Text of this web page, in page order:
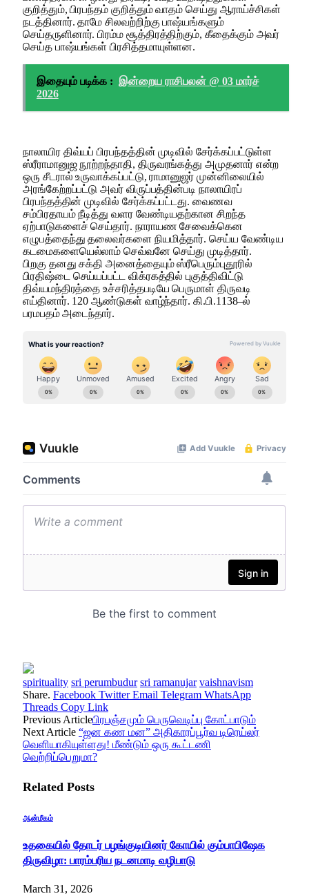
குறித்தும், பிரபந்தம் குறித்தும் வாதம் செய்து ஆராய்ச்சிகள்
நடத்தினார். தாமே சிலவற்றிற்கு பாஷ்யங்களும்
செய்தருளினார். பிரம்ம சூத்திரத்திற்கும், கீதைக்கும் அவர்
செய்த பாஷ்யங்கள் பிரசித்தமாயுள்ளன.
இதையும் படிக்க : இன்றைய ராசிபலன் @ 03 மார்ச்
2026
நாலாயிர திவ்யப் பிரபந்தத்தின் முடிவில் சேர்க்கப்பட்டுள்ள
ஸ்ரீராமானுஜ நூற்றந்தாதி, திருவரங்கத்து அமுதனார் என்ற
ஒரு சீடரால் உருவாக்கப்பட்டு, ராமானுஜர் முன்னிலையில்
அரங்கேற்றப்பட்டு அவர் விருப்பத்தின்படி நாலாயிரப்
பிரபந்தத்தின் முடிவில் சேர்க்கப்பட்டது. வைணவ
சம்பிரதாயம் நீடித்து வளர வேண்டியதற்கான சிறந்த
ஏற்பாடுகளைச் செய்தார். நாராயண சேவைக்கென
எழுபத்தைந்து தலைவர்களை நியமித்தார். செய்ய வேண்டிய
கடமைகளையெல்லாம் செவ்வனே செய்து முடித்தார்.
பிறகு தனது சக்தி அனைத்தையும் ஸ்ரீபெரும்புதூரில்
பிரதிஷ்டை செய்யப்பட்ட விக்ரகத்தில் புகுத்திவிட்டு
திவ்யமந்திரத்தை உச்சரித்தபடியே பெருமாள் திருவடி
எய்தினார். 120 ஆண்டுகள் வாழ்ந்தார். கி.பி.1138–ல்
பரமபதம் அடைந்தார்.
spirituality sri perumbudur sri ramanujar vaishnavism
Share. Facebook Twitter Email Telegram WhatsApp
Threads Copy Link
Previous Articleபிரபஞ்சமும் பெருவெடிப்பு கோட்பாடும்
Next Article “ஜன கண மன” அதிகாரப்பூர்வ டிரெய்லர்
வெளியாகியுள்ளது! மீண்டும் ஒரு கூட்டணி
வெற்றிப்பெறுமா?
Related Posts
ஆன்மீகம்
உதகையில் தோடர் பழங்குடியினர் கோயில் கும்பாபிஷேக
திருவிழா: பாரம்பரிய நடனமாடி வழிபாடு
March 31, 2026